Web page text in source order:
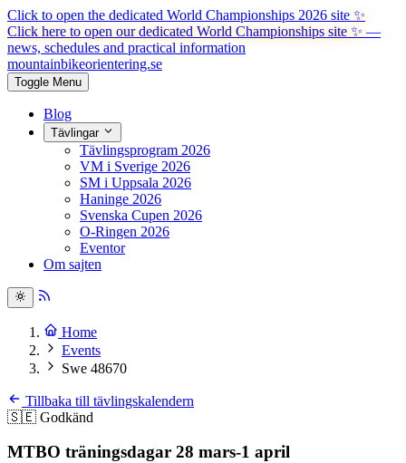
Click to open the dedicated World Championships 2026 site ✨
Click here to open our dedicated World Championships site ✨—
news, schedules and practical information
mountainbikeorientering.se
Toggle Menu
Blog
Tävlingar
Tävlingsprogram 2026
VM i Sverige 2026
SM i Uppsala 2026
Haninge 2026
Svenska Cupen 2026
O-Ringen 2026
Eventor
Om sajten
Home
Events
Swe 48670
Tillbaka till tävlingskalendern
🇸🇪 Godkänd
MTBO träningsdagar 28 mars-1 april